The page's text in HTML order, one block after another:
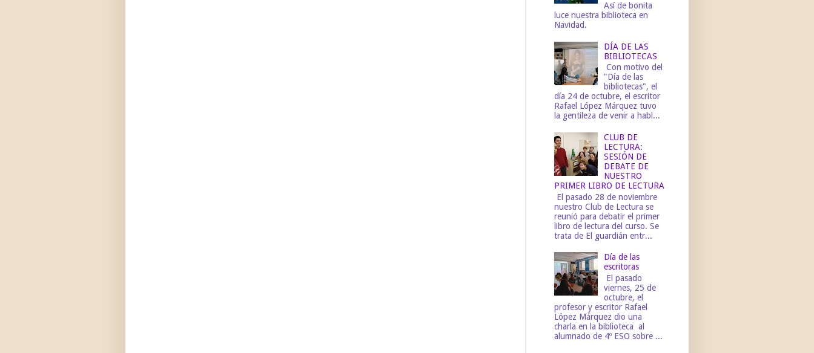
Así de bonita
luce nuestra biblioteca en
Navidad.
DÍA DE LAS
BIBLIOTECAS
Con motivo del
"Día de las
bibliotecas", el
día 24 de octubre, el escritor
Rafael López Márquez tuvo
la gentileza de venir a habl...
CLUB DE
LECTURA:
SESIÓN DE
DEBATE DE
NUESTRO
PRIMER LIBRO DE LECTURA
El pasado 28 de noviembre
nuestro Club de Lectura se
reunió para debatir el primer
libro de lectura del curso. Se
trata de El guardián entr...
Día de las
escritoras
El pasado
viernes, 25 de
octubre, el
profesor y escritor Rafael
López Márquez dio una
charla en la biblioteca al
alumnado de 4º ESO sobre ...